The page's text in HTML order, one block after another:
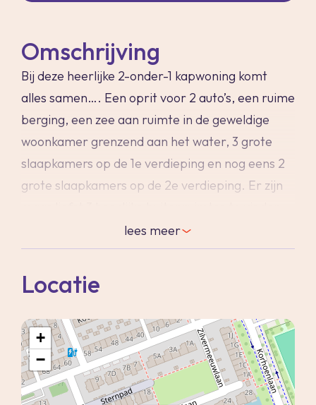
Omschrijving
Bij deze heerlijke 2-onder-1 kapwoning komt
alles samen…. Een oprit voor 2 auto’s, een ruime
berging, een zee aan ruimte in de geweldige
woonkamer grenzend aan het water, 3 grote
slaapkamers op de 1e verdieping en nog eens 2
grote slaapkamers op de 2e verdieping. Er zijn
bij dit fijne huis. Of je houdt van ruimte of woont
met een groot gezin; het kan hier allemaal!
Deze woning is gelegen op 169m² eigen grond in
een rustige straat met directe ligging aan het
water. Aan de voorzijde is een brede straat met
voldoende algemene parkeerplekken en op je
eigen oprit is er ook nog een plaats voor 2
lees meer
Locatie
+
−